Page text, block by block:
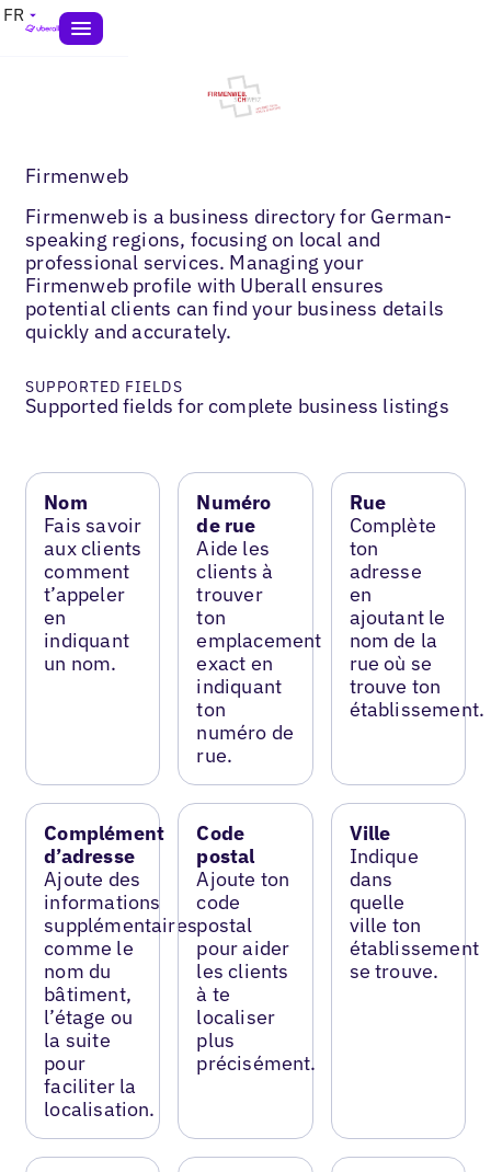
FR
Firmenweb
Firmenweb is a business directory for German-
speaking regions, focusing on local and
professional services. Managing your
Firmenweb profile with Uberall ensures
potential clients can find your business details
quickly and accurately.
SUPPORTED FIELDS
Supported fields for complete business listings
Nom
Fais savoir
aux clients
comment
t’appeler
en
indiquant
un nom.
Numéro
de rue
Aide les
clients à
trouver
ton
emplacement
exact en
indiquant
ton
numéro de
rue.
Rue
Complète
ton
adresse
en
ajoutant le
nom de la
rue où se
trouve ton
établissement.
Complément
d’adresse
Ajoute des
informations
supplémentaires
comme le
nom du
bâtiment,
l’étage ou
la suite
pour
faciliter la
localisation.
Code
postal
Ajoute ton
code
postal
pour aider
les clients
à te
localiser
plus
précisément.
Ville
Indique
dans
quelle
ville ton
établissement
se trouve.